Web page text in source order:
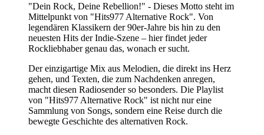
"Dein Rock, Deine Rebellion!" - Dieses Motto steht im
Mittelpunkt von "Hits977 Alternative Rock". Von
legendären Klassikern der 90er-Jahre bis hin zu den
neuesten Hits der Indie-Szene – hier findet jeder
Rockliebhaber genau das, wonach er sucht.
Der einzigartige Mix aus Melodien, die direkt ins Herz
gehen, und Texten, die zum Nachdenken anregen,
macht diesen Radiosender so besonders. Die Playlist
von "Hits977 Alternative Rock" ist nicht nur eine
Sammlung von Songs, sondern eine Reise durch die
bewegte Geschichte des alternativen Rock.